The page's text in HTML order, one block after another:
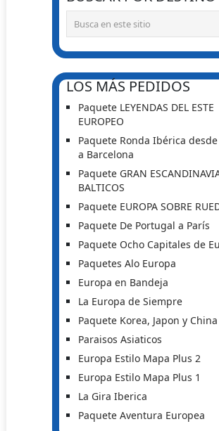
LOS MÁS PEDIDOS
Paquete LEYENDAS DEL ESTE
EUROPEO
Paquete Ronda Ibérica
a Barcelona
Paquete GRAN
BALTICOS
Paquete EUROPA SOBRE
Paquete De Portugal a París
Paquete Ocho Capitales de
Paquetes Alo Europa
Europa en Bandeja
La Europa de Siempre
Paquete Korea, Japon y China
Paraisos Asiaticos
Europa Estilo Mapa Plus 2
Europa Estilo Mapa Plus 1
La Gira Iberica
Paquete Aventura Europea